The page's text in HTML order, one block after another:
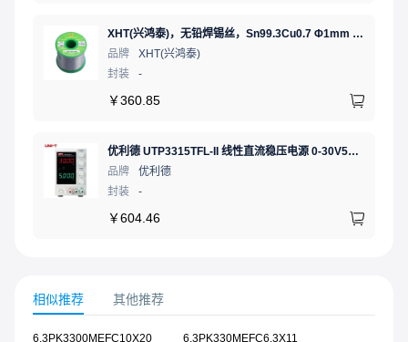
XHT(兴鸿泰)，无铅焊锡丝，Sn99.3Cu0.7 Φ1mm 750G，环保锡线， 免洗焊锡丝/锡线,1卷
品牌
XHT(兴鸿泰)
封装
-
￥360.85
优利德 UTP3315TFL-II 线性直流稳压电源 0-30V5A 低噪声高精度实验电源
品牌
优利德
封装
-
￥604.46
相似推荐 其他推荐
6.3PK3300MEFC10X20 6.3PK330MEFC6.3X11